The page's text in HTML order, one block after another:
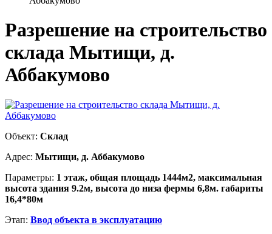
Разрешение на строительство
склада Мытищи, д.
Аббакумово
Объект: Склад
Адрес: Мытищи, д. Аббакумово
Параметры: 1 этаж, общая площадь 1444м2, максимальная
высота здания 9.2м, высота до низа фермы 6,8м. габариты
16,4*80м
Этап: Ввод объекта в эксплуатацию